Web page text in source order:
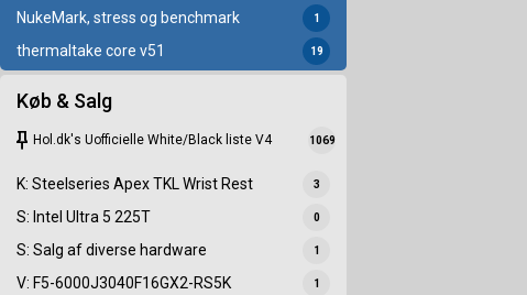
NukeMark, stress og benchmark 1
thermaltake core v51 19
Køb & Salg
keep Hol.dk's Uofficielle White/Black liste V4 1069
K: Steelseries Apex TKL Wrist Rest 3
S: Intel Ultra 5 225T 0
S: Salg af diverse hardware 1
V: F5-6000J3040F16GX2-RS5K 1